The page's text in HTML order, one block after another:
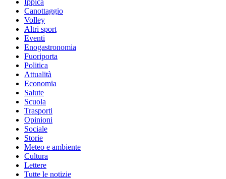
Ippica
Canottaggio
Volley
Altri sport
Eventi
Enogastronomia
Fuoriporta
Politica
Attualità
Economia
Salute
Scuola
Trasporti
Opinioni
Sociale
Storie
Meteo e ambiente
Cultura
Lettere
Tutte le notizie